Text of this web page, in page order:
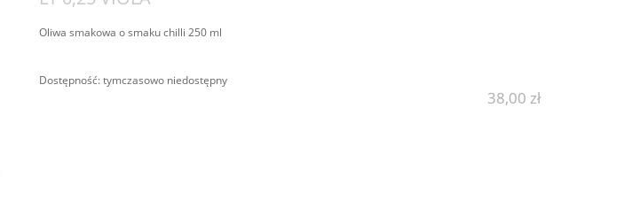
Oliwa smakowa o smaku chilli 250 ml
Dostępność:tymczasowo niedostępny
38,00 zł